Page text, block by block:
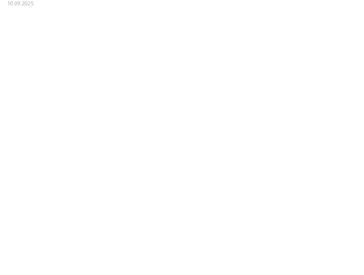
10.09.2025